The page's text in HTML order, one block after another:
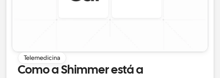
Telemedicina
Como a Shimmer está a